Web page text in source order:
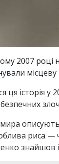
2007 році
ця історія у
риса —
знайшов